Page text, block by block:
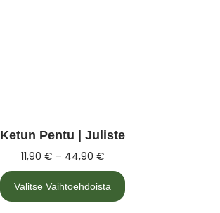
Ketun Pentu | Juliste
11,90 € – 44,90 €
Valitse Vaihtoehdoista